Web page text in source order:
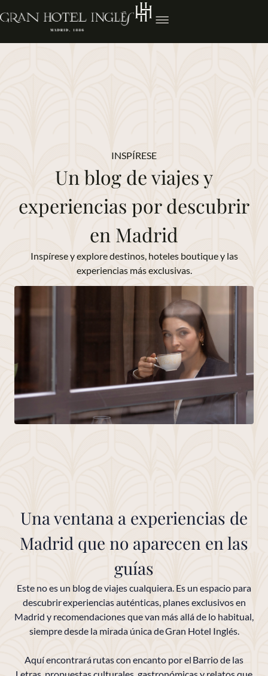
INSPÍRESE
Un blog de viajes y
experiencias por descubrir
en Madrid
Inspírese y explore destinos, hoteles boutique y las
experiencias más exclusivas.
Una ventana a experiencias de
Madrid que no aparecen en las
guías
Este no es un blog de viajes cualquiera. Es un espacio para
descubrir experiencias auténticas, planes exclusivos en
Madrid y recomendaciones que van más allá de lo habitual,
siempre desde la mirada única de Gran Hotel Inglés.
Aquí encontrará rutas con encanto por el Barrio de las